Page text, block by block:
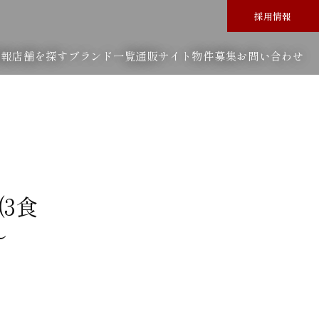
採用情報
店舗を探す ブランド一覧通販サイト 物件募集お問い合わせ
食